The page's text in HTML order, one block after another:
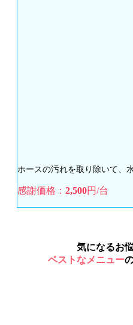
ホースの汚れを取り除いて、
感謝価格： 2,500円/台
気になるお
ベストなメニュー